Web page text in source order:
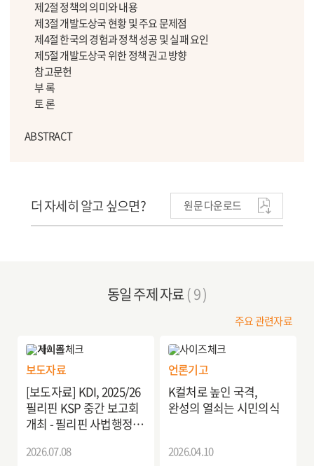
제2절 정책의 의미와 내용
제3절 개발도상국 현황 및 주요 문제점
제4절 한국의 경험과 정책 성공 및 실패 요인
제5절 개발도상국 위한 정책 권고 방향
참고문헌
부 록
토 론
ABSTRACT
더 자세히 알고 싶으면? 원문 다운로드
동일 주제 자료( 9 )
주요 관련자료
보도자료
[보도자료] KDI, 2025/26
필리핀 KSP 중간 보고회
개최 - 필리핀 사법행정
시스템 고도화 방안 -
2026.07.08
언론기고
K컬처로 높인 국격,
완성의 열쇠는 시민의식
2026.04.10